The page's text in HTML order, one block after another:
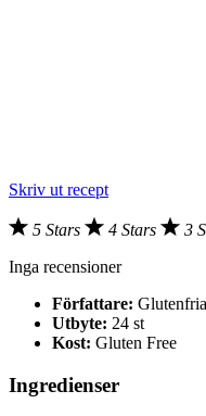
Skriv ut recept
5 Stars 4 Stars 3
Inga recensioner
Författare:
Utbyte: 24 st
Kost: Gluten Free
Ingredienser